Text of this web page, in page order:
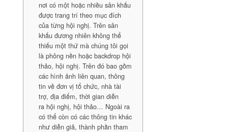
nơi có một hoặc nhiều sân khấu
được trang trí theo mục đích
của từng hội nghị. Trên sân
khấu đương nhiên không thể
thiếu một thứ mà chúng tôi gọi
là phông nền hoặc backdrop hội
thảo, hội nghị. Trên đó bao gồm
các hình ảnh liên quan, thông
tin về đơn vị tổ chức, nhà tài
trợ, địa điểm, thời gian diễn
ra hội nghị, hội thảo… Ngoài ra
có thể còn có các thông tin khác
như diễn giả, thành phần tham